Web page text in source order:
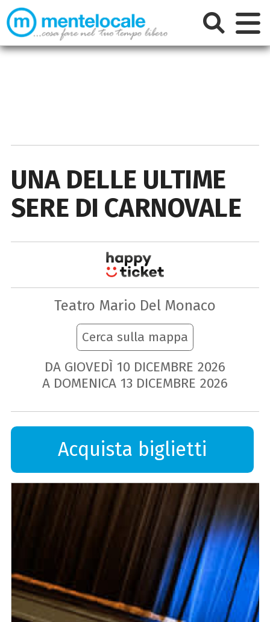
UNA DELLE ULTIME
SERE DI CARNOVALE
Teatro Mario Del Monaco
Cerca sulla mappa
DA GIOVEDÌ 10 DICEMBRE 2026
A DOMENICA 13 DICEMBRE 2026
Acquista biglietti